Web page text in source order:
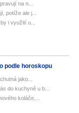
na n...
potíže ale j...
i využití u...
podle horoskopu
jako...
do kuchyně u b...
koláče,...